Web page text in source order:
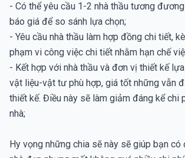
- Có thể yêu cầu 1-2 nhà thầu tương
báo giá để so sánh lựa chọn;
- Yêu cầu nhà thầu làm hợp đồng chi tiết,
phạm vi công việc chi tiết nhằm hạn chế
- Kết hợp với nhà thầu và đơn vị thiết kế
vật liệu-vật tư phù hợp, giá tốt những vẫn
thiết kế. Điều này sẽ làm giảm đáng kể chi
nhà;
Hy vọng những chia sẽ này sẽ giúp bạn